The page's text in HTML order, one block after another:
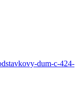
dum-c-424-